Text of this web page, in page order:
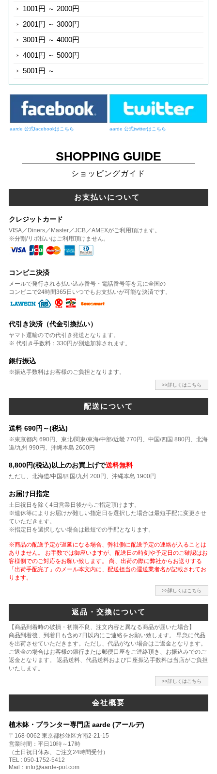
1001円 ～ 2000円
2001円 ～ 3000円
3001円 ～ 4000円
4001円 ～ 5000円
5001円 ～
aarde 公式facebookはこちら aarde 公式twitterはこちら
SHOPPING GUIDE
ショッピングガイド
お支払いについて
クレジットカード
VISA／Diners／Master／JCB／AMEXがご利用頂けます。
※分割/リボ払いはご利用頂けません。
コンビニ決済
メールで発行される払い込み番号・電話番号等を元に全国の
コンビニで24時間365日いつでもお支払いが可能な決済です。
代引き決済（代金引換払い）
ヤマト運輸のでの代引き発送となります。
※ 代引き手数料：330円が別途加算されます。
銀行振込
※振込手数料はお客様のご負担となります。
>>詳しくはこちら
配送について
送料 690円～(税込)
※東京都内 690円、東北/関東/東海/中部/近畿 770円、中国/四国 880円、北海
道/九州 990円、沖縄本島 2600円
8,800円(税込)以上のお買上げで送料無料
ただし、北海道/中国/四国/九州 200円、沖縄本島 1900円
お届け日指定
土日祝日を除く4日営業日後からご指定頂けます。
※連休等によりお届けが難しい指定日を選択した場合は最短手配に変更させ
ていただきます。
※指定日を選択しない場合は最短での手配となります。
※商品の配送予定が遅延になる場合、弊社側に配送予定の連絡が入ることは
ありません。 お手数では御座いますが、配送日の時刻や予定日のご確認はお
客様側でのご対応をお願い致します。 尚、出荷の際に弊社からお送りする
「出荷手配完了」のメール本文内に、配送担当の運送業者名が記載されてお
ります。
>>詳しくはこちら
返品・交換について
【商品到着時の破損・初期不良、注文内容と異なる商品が届いた場合】
商品到着後、到着日も含め7日以内にご連絡をお願い致します。 早急に代品
を出荷させていただきます。ただし、代品がない場合はご返金となります。
ご返金の場合はお客様の銀行または郵便口座をご連絡頂き、お振込みでのご
返金となります。 返品送料、代品送料および口座振込手数料は当店がご負担
いたします。
>>詳しくはこちら
会社概要
植木鉢・プランター専門店 aarde (アールデ)
〒168-0062 東京都杉並区方南2-21-15
営業時間：平日10時～17時
（土日祝日休み、ご注文24時間受付）
TEL : 050-1752-5412
Mail：info@aarde-pot.com